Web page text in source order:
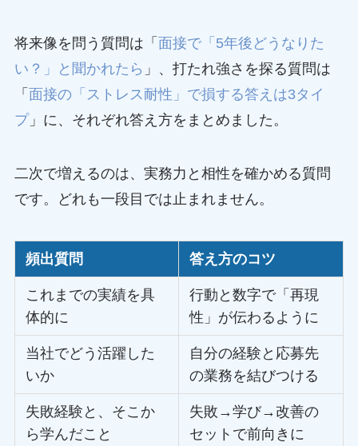
将来像を問う質問は「 面接で「5年後どうなりた
い？」と聞かれたら 」、打たれ強さを探る質問は
「 面接の「ストレス耐性」で損する答えは3タイ
プ」に、それぞれ答え方をまとめました。
二次で増えるのは、実務力と相性を確かめる質問
です。どれも一段目では止まれません。
頻出質問 答え方のコツ
これまでの実績を具
体的に
行動と数字で「再現
性」が伝わるように
当社でどう活躍した
いか
自分の経験と応募先
の業務を結びつける
失敗経験と、そこか
ら学んだこと
失敗→学び→改善の
セットで前向きに